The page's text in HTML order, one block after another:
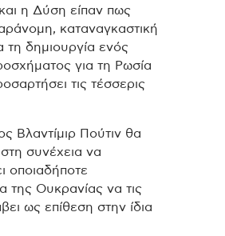
η Δύση είπαν πως
καταναγκαστική
τη δημιουργία ενός
για τη Ρωσία
τις τέσσερις
Βλαντίμιρ Πούτιν θα
συνέχεια να
οποιαδήποτε
της Ουκρανίας να τις
ως επίθεση στην ίδια